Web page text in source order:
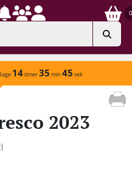
0
14timer35 min 45 sek
2023